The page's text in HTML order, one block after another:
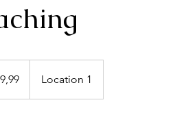
Location 1